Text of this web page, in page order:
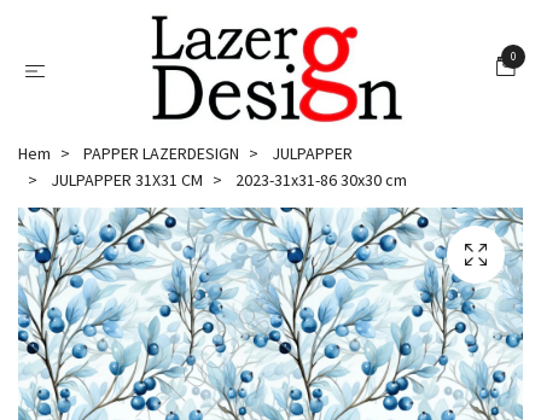
0
Hem PAPPER LAZERDESIGN
JULPAPPER
JULPAPPER 31X31 CM
2023-31x31-86 30x30 cm